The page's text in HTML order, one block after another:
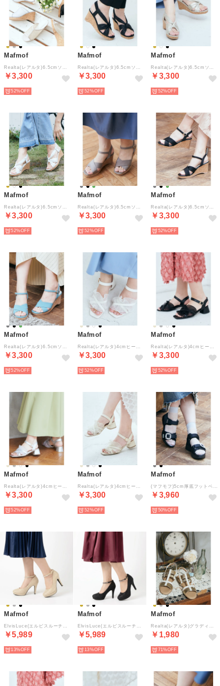
Mafmof
￥3,300
52%
Mafmof
￥3,300
52%
Mafmof
￥3,300
52%
Mafmof
￥3,300
52%
Mafmof
￥3,300
52%
Mafmof
￥3,300
52%
Mafmof
￥3,300
52%
Mafmof
￥3,300
52%
Mafmof
￥3,300
52%
Mafmof
￥3,300
52%
Mafmof
￥3,300
52%
Mafmof
￥3,960
50%
Mafmof
￥5,989
13%
Mafmof
￥5,989
13%
Mafmof
￥1,980
71%